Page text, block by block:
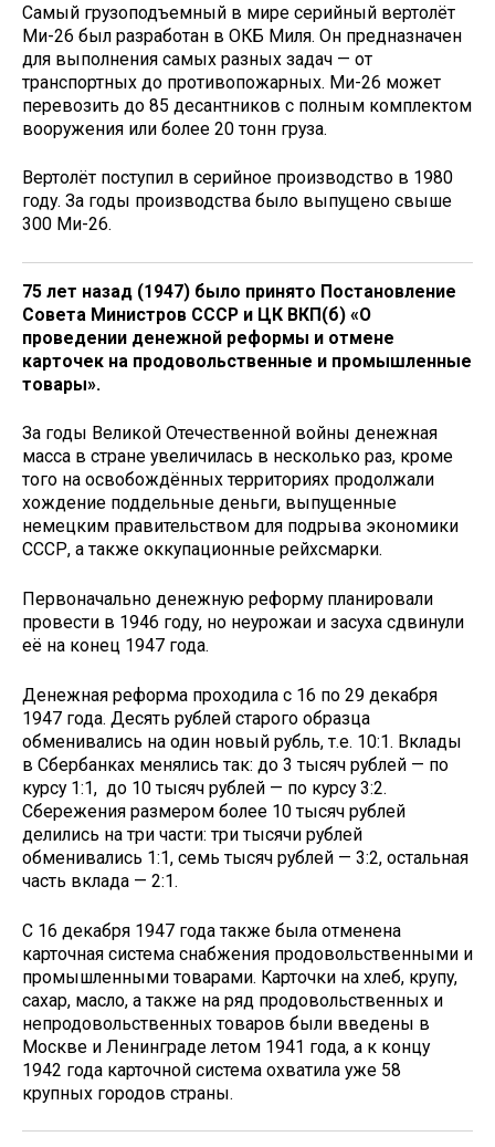
Самый грузоподъемный в мире серийный вертолёт
Ми-26 был разработан в ОКБ Миля. Он предназначен
для выполнения самых разных задач — от
транспортных до противопожарных. Ми-26 может
перевозить до 85 десантников с полным комплектом
вооружения или более 20 тонн груза.
Вертолёт поступил в серийное производство в 1980
году. За годы производства было выпущено свыше
300 Ми-26.
75 лет назад (1947) было принято Постановление
Совета Министров СССР и ЦК ВКП(б) «О
проведении денежной реформы и отмене
карточек на продовольственные и промышленные
товары».
За годы Великой Отечественной войны денежная
масса в стране увеличилась в несколько раз, кроме
того на освобождённых территориях продолжали
хождение поддельные деньги, выпущенные
немецким правительством для подрыва экономики
СССР, а также оккупационные рейхсмарки.
Первоначально денежную реформу планировали
провести в 1946 году, но неурожаи и засуха сдвинули
её на конец 1947 года.
Денежная реформа проходила с 16 по 29 декабря
1947 года. Десять рублей старого образца
обменивались на один новый рубль, т.е. 10:1. Вклады
в Сбербанках менялись так: до 3 тысяч рублей — по
курсу 1:1, до 10 тысяч рублей — по курсу 3:2.
Сбережения размером более 10 тысяч рублей
делились на три части: три тысячи рублей
обменивались 1:1, семь тысяч рублей — 3:2, остальная
часть вклада — 2:1.
С 16 декабря 1947 года также была отменена
карточная система снабжения продовольственными и
промышленными товарами. Карточки на хлеб, крупу,
сахар, масло, а также на ряд продовольственных и
непродовольственных товаров были введены в
Москве и Ленинграде летом 1941 года, а к концу
1942 года карточной система охватила уже 58
крупных городов страны.